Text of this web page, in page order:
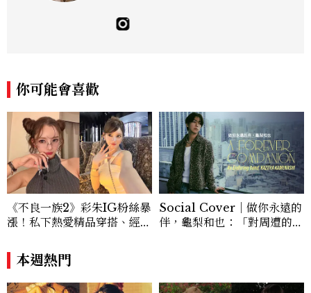
民！Instagram：hanyunc／Contac
t：elina.chiang.work@gmail.com
你可能會喜歡
《不良一族2》彩朱IG粉絲暴
漲！私下熱愛精品穿搭、經營
員
Social Cover｜做你永遠的
伴，龜梨和也：「對周遭的人
本週熱門